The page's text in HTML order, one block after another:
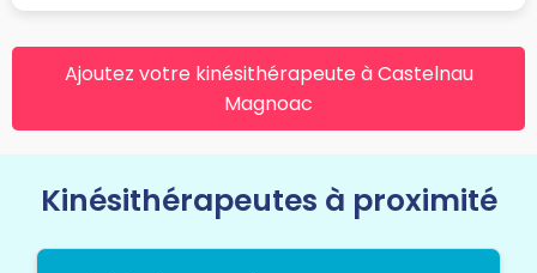
Ajoutez votre kinésithérapeute à Castelnau
Magnoac
Kinésithérapeutes à proximité